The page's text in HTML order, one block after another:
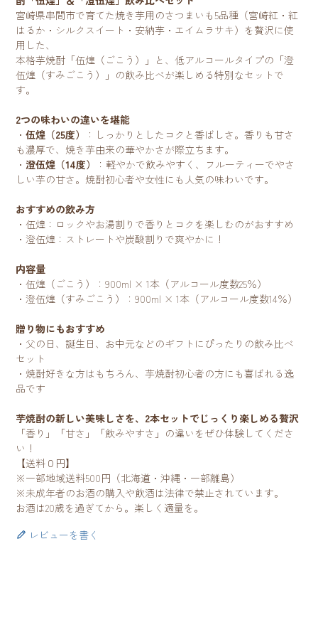
宮崎県串間市で育てた焼き芋用のさつまいも5品種（宮崎紅・紅
はるか・シルクスイート・安納芋・エイムラサキ）を贅沢に使
用した、
本格芋焼酎「伍煌（ごこう）」と、低アルコールタイプの「澄
伍煌（すみごこう）」の飲み比べが楽しめる特別なセットで
す。
2つの味わいの違いを堪能
・ 伍煌（25度）
：しっかりとしたコクと香ばしさ。香りも甘さ
も濃厚で、焼き芋由来の華やかさが際立ちます。
・ 澄伍煌（14度）
：軽やかで飲みやすく、フルーティーでやさ
しい芋の甘さ。焼酎初心者や女性にも人気の味わいです。
おすすめの飲み方
・伍煌：ロックやお湯割りで香りとコクを楽しむのがおすすめ
・澄伍煌：ストレートや炭酸割りで爽やかに！
内容量
・伍煌（ごこう）：900ml × 1本（アルコール度数25％）
・澄伍煌（すみごこう）：900ml × 1本（アルコール度数14％）
贈り物にもおすすめ
・父の日、誕生日、お中元などのギフトにぴったりの飲み比べ
セット
・焼酎好きな方はもちろん、芋焼酎初心者の方にも喜ばれる逸
品です
芋焼酎の新しい美味しさを、2本セットでじっくり楽しめる贅沢
「香り」「甘さ」「飲みやすさ」の違いをぜひ体験してくださ
い！
【送料０円】
※一部地域送料500円（北海道・沖縄・一部離島）
※未成年者のお酒の購入や飲酒は法律で禁止されています。
お酒は20歳を過ぎてから。楽しく適量を。
レビューを書く